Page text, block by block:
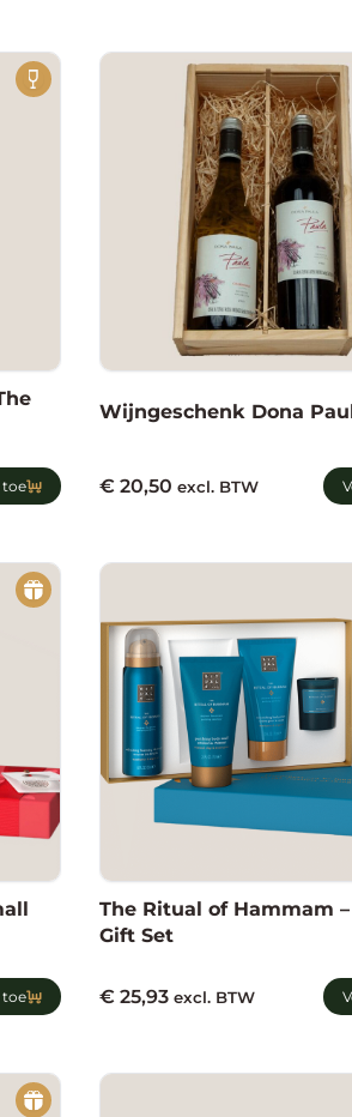
toe
Wijngeschenk Dona
€20,50 excl. BTW
toe
The Ritual of Hammam
Gift Set
€25,93 excl. BTW